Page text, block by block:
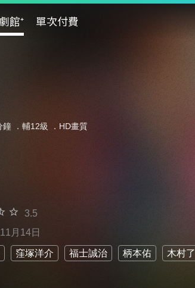
館⁺ 單次付費
． 輔12級 ．HD畫質
3.5
月14日
窪塚洋介 福士誠治 柄本佑 木村了